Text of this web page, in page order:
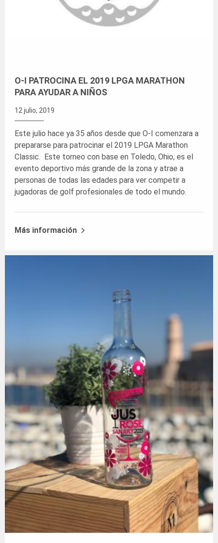
​O-I PATROCINA EL 2019 LPGA MARATHON
PARA AYUDAR A NIÑOS
12 julio, 2019
Este julio hace ya 35 años desde que O-I comenzara a
prepararse para patrocinar el 2019 LPGA Marathon
Classic. Este torneo con base en Toledo, Ohio, es el
evento deportivo más grande de la zona y atrae a
personas de todas las edades para ver competir a
jugadoras de golf profesionales de todo el mundo.
Más información